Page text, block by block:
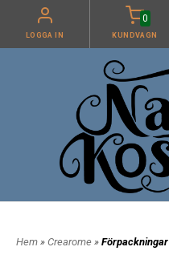
LOGGA IN
0
KUNDVAGN
Hem » Crearome » Förpackningar